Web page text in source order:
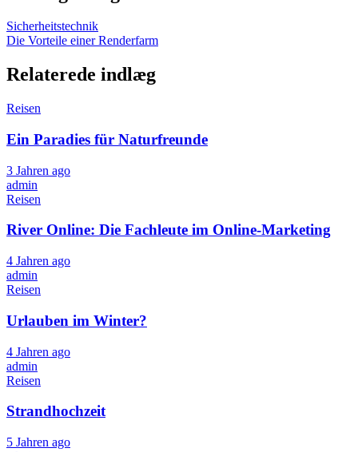
Sicherheitstechnik
Die Vorteile einer Renderfarm
Relaterede indlæg
Reisen
Ein Paradies für Naturfreunde
3 Jahren ago
admin
Reisen
River Online: Die Fachleute im Online-Marketing
4 Jahren ago
admin
Reisen
Urlauben im Winter?
4 Jahren ago
admin
Reisen
Strandhochzeit
5 Jahren ago